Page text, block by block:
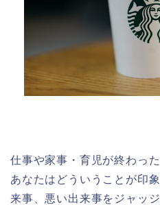
仕事や家事・育児が終わっ
あなたはどういうことが印
来事、悪い出来事をジャッ